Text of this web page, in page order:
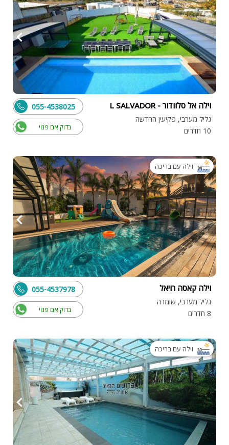
וילה אל סלוודור - L SALVADOR
גליל מערבי, פקיעין החדשה
10 חדרים
בדוק אם פנוי
055-4538025
וילה עם בריכה
וילה קאסה רויאל
גליל מערבי, שומרה
8 חדרים
בדוק אם פנוי
055-4537978
וילה עם בריכה